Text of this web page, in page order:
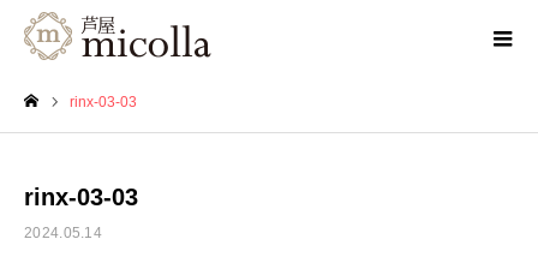
rinx-03-03
rinx-03-03
2024.05.14